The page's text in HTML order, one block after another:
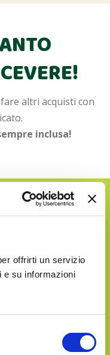
offrirti un servizio
e su informazioni
altri acquisti con
inclusa!